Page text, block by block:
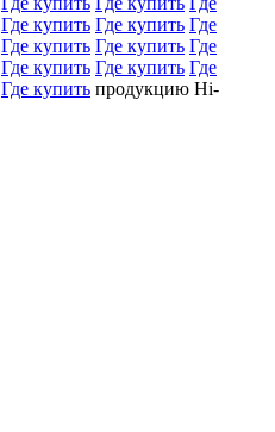
Где купить Где купить Где
Где купить Где купить Где
Где купить Где купить Где
Где купить продукцию Hi-